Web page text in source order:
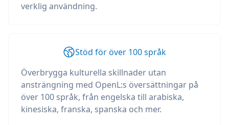
verklig användning.
Stöd för över 100 språk
Överbrygga kulturella skillnader utan
ansträngning med OpenL:s översättningar på
över 100 språk, från engelska till arabiska,
kinesiska, franska, spanska och mer.